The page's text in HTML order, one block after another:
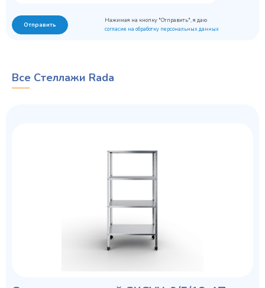
Отправить
Нажимая на кнопку "Отправить", я даю
согласие на обработку персональных данных
Все Стеллажи Rada